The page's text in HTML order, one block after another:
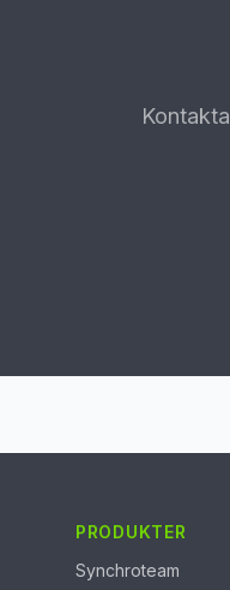
PRODUKTER
Synchroteam